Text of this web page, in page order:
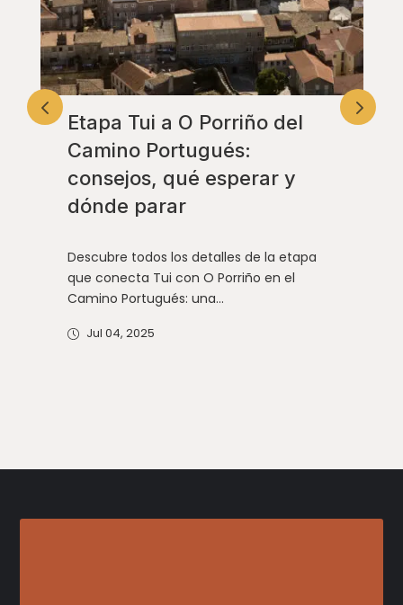
Etapa Tui a O Porriño del
Camino Portugués:
consejos, qué esperar y
dónde parar
Descubre todos los detalles de la etapa
que conecta Tui con O Porriño en el
Camino Portugués: una...
Jul 04, 2025